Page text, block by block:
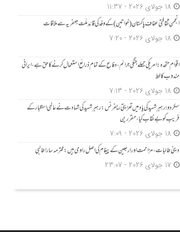
18 جولای 2026 - 11:37
انجمنِ ثقافتی عفاف پاکستان (خواتین) کے وفد کی قائدِ ملّت جعفریہ سے ملاقات
18 جولای 2026 - 7:20
اقوام متحدہ: امریکی حملے جنگی جرائم، دفاع کے تمام ذرائع استعمال کرنے کا حق ہے، ایرانی
مندوب کا خط
18 جولای 2026 - 7:13
سکردو؛ رہبرِ شہید کی یاد میں تعزیتی ریفرنس: رہبرِ شہید کی شہادت نے عالمی استکبار کے
فریب کو بے نقاب کیا، مقررین
18 جولای 2026 - 7:09
دینی طالبات، مزاحمت اور اربعین کے پیغام کی اصل راوی ہیں: محترمہ سارا طالبی
17 جولای 2026 - 23:07